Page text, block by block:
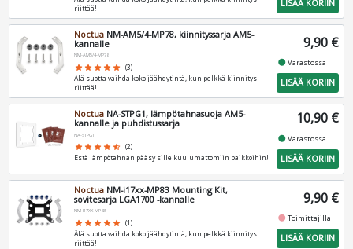
riittää!
LISÄÄ KORIIN
Noctua NM-AM5/4-MP78, kiinnityssarja AM5-
kannalle
NM-AM5/4-MP78
star star star star star (3)
Älä suotta vaihda koko jäähdytintä, kun pelkkä kiinnitys
riittää!
9,90 €
fiber_manual_recordVarastossa
LISÄÄ KORIIN
Noctua NA-STPG1, lämpötahnasuoja AM5-
kannalle ja puhdistussarja
NA-STPG1
star star star star star_half (2)
Estä lämpötahnan pääsy sille kuulumattomiin paikkoihin!
10,90 €
fiber_manual_recordVarastossa
LISÄÄ KORIIN
Noctua NM-i17xx-MP83 Mounting Kit,
sovitesarja LGA1700 -kannalle
NM-I17XX-MP83
star star star star star (1)
Älä suotta vaihda koko jäähdytintä, kun pelkkä kiinnitys
riittää!
9,90 €
fiber_manual_recordToimittajilla
LISÄÄ KORIIN